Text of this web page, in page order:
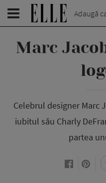
Adaugă
Marc
Celebrul designer Marc
iubitul său Charly
partea